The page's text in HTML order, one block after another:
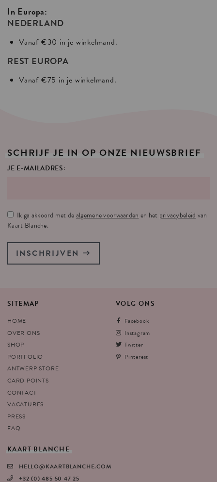
In Europa:
NEDERLAND
Vanaf €30 in je winkelmand.
REST EUROPA
Vanaf €75 in je winkelmand.
SCHRIJF JE IN OP ONZE NIEUWSBRIEF
JE E-MAILADRES:
Ik ga akkoord met dealgemene voorwaardenen het privacybeleidvan
Kaart Blanche.
INSCHRIJVEN
SITEMAP
HOME
OVER ONS
SHOP
PORTFOLIO
ANTWERP STORE
CARD POINTS
CONTACT
VACATURES
PRESS
FAQ
VOLG ONS
Facebook
Instagram
Twitter
Pinterest
KAART BLANCHE
HELLO@KAARTBLANCHE.COM
+32 (0) 485 50 47 25